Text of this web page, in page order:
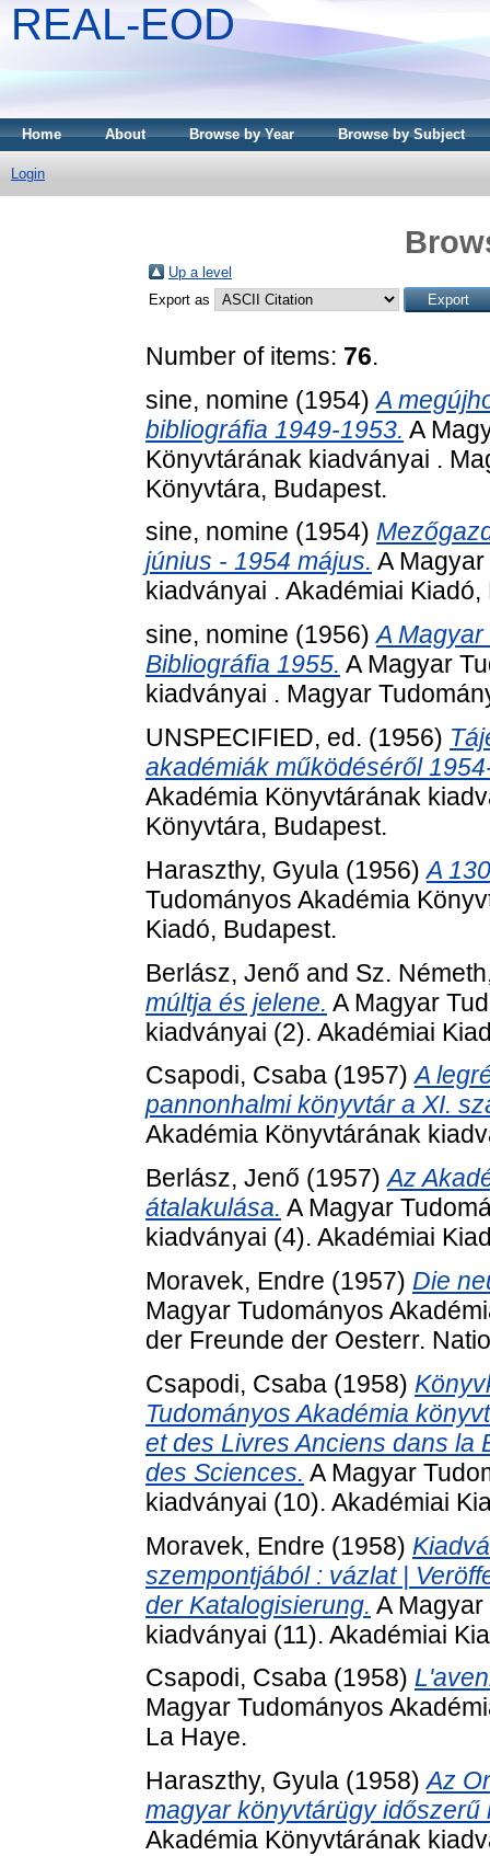
REAL-EOD
Home About Browse by Year Browse by Subject
Login
Up a level
Export as
Number of items: 76.
sine, nomine (1954)A
bibliográfia 1949-1953. A
Könyvtárának kiadványai .
Könyvtára, Budapest.
sine, nomine (1954)
június - 1954 május. A
kiadványai . Akadémiai Kiadó,
sine, nomine (1956)A
Bibliográfia 1955. A Magyar
kiadványai . Magyar
UNSPECIFIED, ed. (1956)
akadémiák működéséről
Akadémia Könyvtárának
Könyvtára, Budapest.
Haraszthy, Gyula (1956)A
Tudományos Akadémia
Kiadó, Budapest.
Berlász, Jenő and Sz.
múltja és jelene. A Magyar
kiadványai (2). Akadémiai
Csapodi, Csaba (1957)A
pannonhalmi könyvtár a XI.
Akadémia Könyvtárának
Berlász, Jenő (1957)Az
átalakulása. A Magyar
kiadványai (4). Akadémiai
Moravek, Endre (1957) Die
Magyar Tudományos
der Freunde der Oesterr.
Csapodi, Csaba (1958)
Tudományos Akadémia
et des Livres Anciens dans la
des Sciences. A Magyar
kiadványai (10). Akadémiai
Moravek, Endre (1958)
szempontjából : vázlat |
der Katalogisierung. A
kiadványai (11). Akadémiai
Csapodi, Csaba (1958)
Magyar Tudományos
La Haye.
Haraszthy, Gyula (1958)Az
magyar könyvtárügy időszerű
Akadémia Könyvtárának